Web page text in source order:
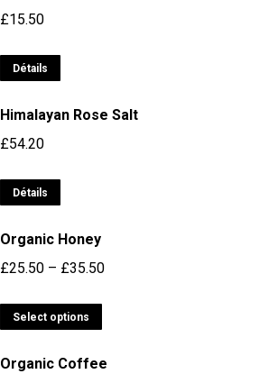
£15.50
Détails
Himalayan Rose Salt
£54.20
Détails
Organic Honey
£25.50 – £35.50
Select options
Organic Coffee